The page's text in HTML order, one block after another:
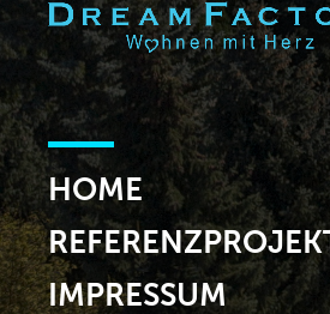
HOME
IMPRESSUM